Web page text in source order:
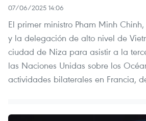
07/06/2025 14:06
El primer ministro Pham Minh
y la delegación de alto nivel de
ciudad de Niza para asistir a la
las Naciones Unidas sobre los
actividades bilaterales en Francia,